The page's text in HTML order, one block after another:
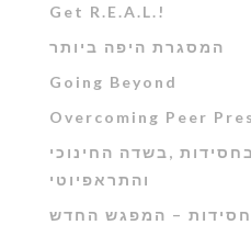
Get R.E.A.L.!
המסגרת היפה ביותר
Going Beyond
Overcoming Peer
,בשדה החינוכי
והתראפיוטי
חסידות – המפגש החדש